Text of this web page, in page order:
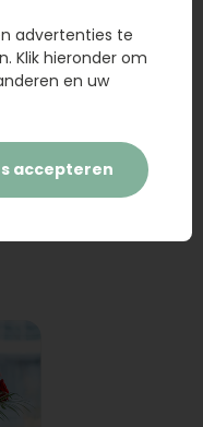
advertenties te
Klik hieronder om
en uw
accepteren